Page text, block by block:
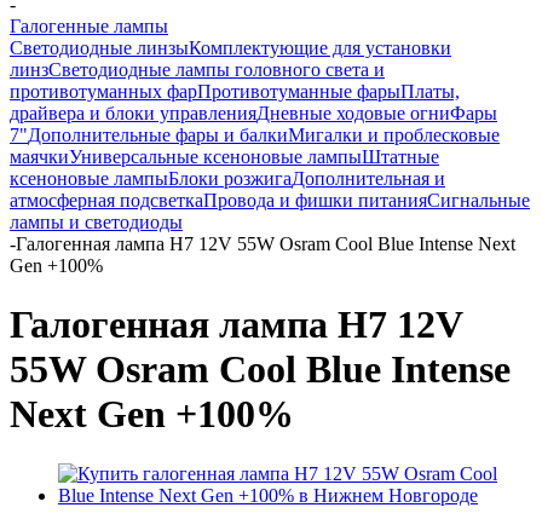
-
Галогенные лампы
Светодиодные линзыКомплектующие для установки
линзСветодиодные лампы головного света и
противотуманных фарПротивотуманные фарыПлаты,
драйвера и блоки управленияДневные ходовые огниФары
7"Дополнительные фары и балкиМигалки и проблесковые
маячкиУниверсальные ксеноновые лампыШтатные
ксеноновые лампыБлоки розжигаДополнительная и
атмосферная подсветкаПровода и фишки питанияCигнальные
лампы и светодиоды
-Галогенная лампа H7 12V 55W Osram Cool Blue Intense Next
Gen +100%
Галогенная лампа H7 12V
55W Osram Cool Blue Intense
Next Gen +100%